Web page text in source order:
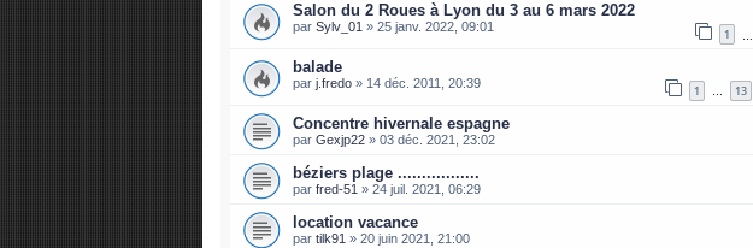
Salon du 2 Roues à Lyon du 3 au 6 mars 2022
par Sylv_01 » 25 janv. 2022, 09:01 1
balade
par j.fredo » 14 déc. 2011, 20:39 1 … 13
Concentre hivernale espagne
par Gexjp22 » 03 déc. 2021, 23:02
béziers plage .................
par fred-51 » 24 juil. 2021, 06:29
location vacance
par tilk91 » 20 juin 2021, 21:00